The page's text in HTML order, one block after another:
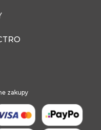
każdym detalu –
wielopunktowych,
takie jak
wagę do kontroli jakości.
E14 LED
z danej serii
barwową i
zakupy